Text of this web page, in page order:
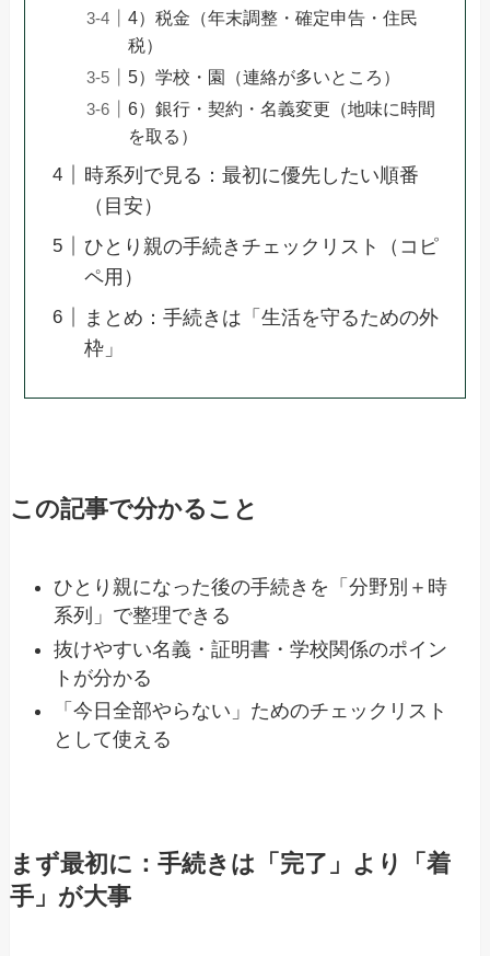
4）税金（年末調整・確定申告・住民
税）
5）学校・園（連絡が多いところ）
6）銀行・契約・名義変更（地味に時間
を取る）
時系列で見る：最初に優先したい順番
（目安）
ひとり親の手続きチェックリスト（コピ
ペ用）
まとめ：手続きは「生活を守るための外
枠」
この記事で分かること
ひとり親になった後の手続きを「分野別＋時
系列」で整理できる
抜けやすい名義・証明書・学校関係のポイン
トが分かる
「今日全部やらない」ためのチェックリスト
として使える
まず最初に：手続きは「完了」より「着
手」が大事